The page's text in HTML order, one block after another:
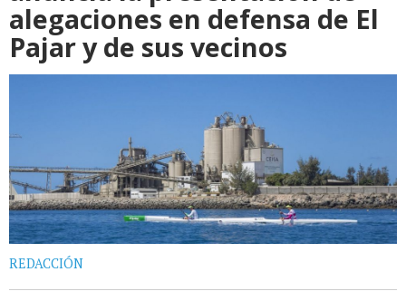
alegaciones en defensa de El
Pajar y de sus vecinos
REDACCIÓN